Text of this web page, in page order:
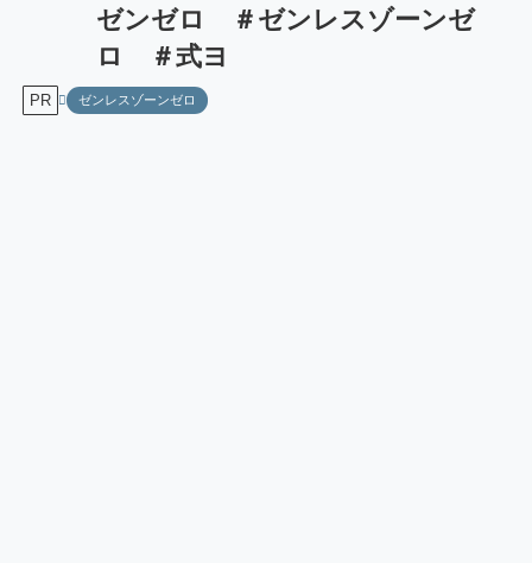
ゼンゼロ ＃ゼンレスゾーンゼ
ロ ＃式ヨ
PR ゼンレスゾーンゼロ